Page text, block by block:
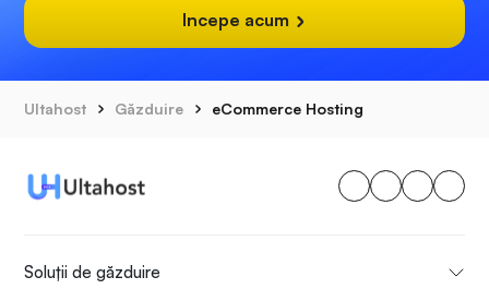
Incepe acum
Ultahost Găzduire eCommerce Hosting
Soluții de găzduire